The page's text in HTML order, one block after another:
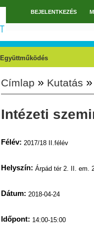
FőmenüBEJELENTKEZÉS
Együttműködés
Jelenlegi hely
Címlap » Kutatás
Intézeti
Félév: 2017/18 II.félév
Helyszín: Árpád tér 2. II. em.
Dátum: 2018-04-24
Időpont: 14:00-15:00